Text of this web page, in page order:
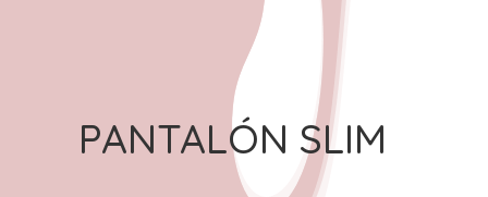
PANTALÓN SLIM